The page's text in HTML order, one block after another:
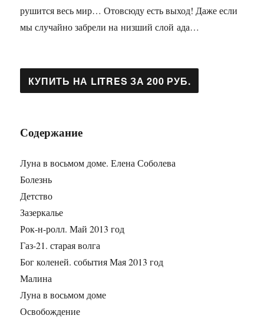
рушится весь мир… Отовсюду есть выход! Даже если
мы случайно забрели на низший слой ада…
Содержание
Луна в восьмом доме. Елена Соболева
Болезнь
Детство
Зазеркалье
Рок-н-ролл. Май 2013 год
Газ-21. старая волга
Бог коленей. события Мая 2013 год
Малина
Луна в восьмом доме
Освобождение